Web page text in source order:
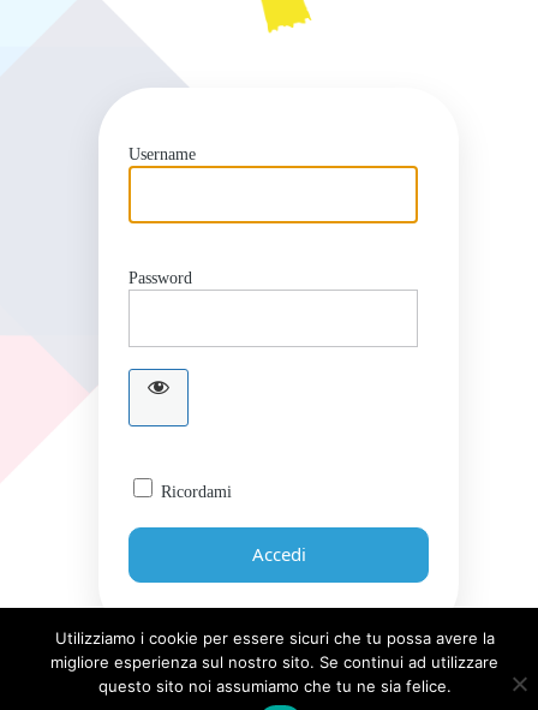
Username
Password
Ricordami
Password dimenticata?
Utilizziamo i cookie per essere sicuri che tu possa avere la
migliore esperienza sul nostro sito. Se continui ad utilizzare
questo sito noi assumiamo che tu ne sia felice.